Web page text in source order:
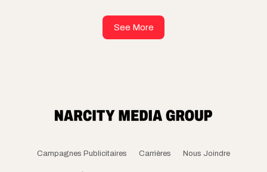
See More
Campagnes Publicitaires Carrières Nous Joindre